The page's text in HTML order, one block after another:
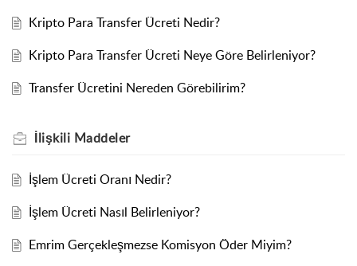
Kripto Para Transfer Ücreti Nedir?
Kripto Para Transfer Ücreti Neye Göre Belirleniyor?
Transfer Ücretini Nereden Görebilirim?
İlişkili Maddeler
İşlem Ücreti Oranı Nedir?
İşlem Ücreti Nasıl Belirleniyor?
Emrim Gerçekleşmezse Komisyon Öder Miyim?